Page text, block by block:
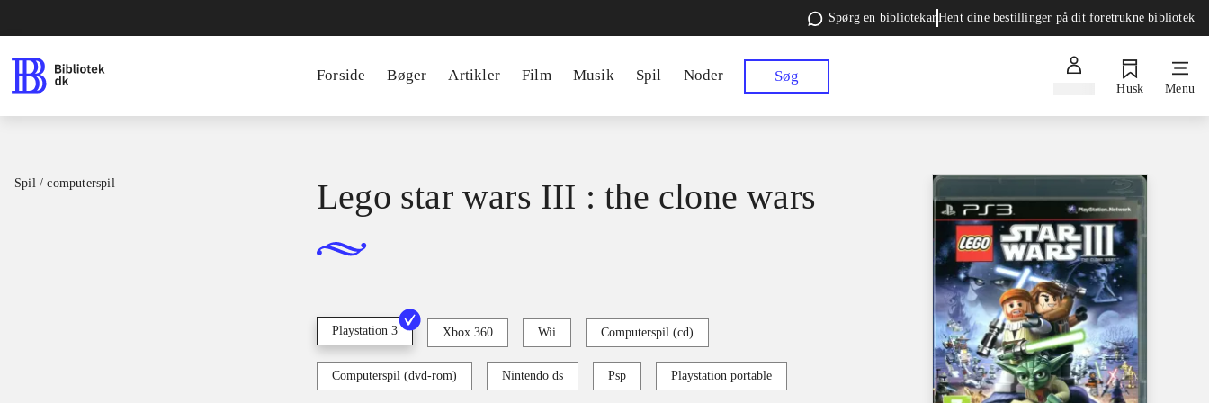
Spørg en bibliotekarHent dine bestillinger på dit foretrukne bibliotek
Forside Bøger Artikler Film Musik Spil Noder Søg
Husk Menu
Spil / computerspil Lego star wars III : the clone wars
Playstation 3 Xbox 360 Wii Computerspil (cd)
Computerspil (dvd-rom) Nintendo ds Psp Playstation portable